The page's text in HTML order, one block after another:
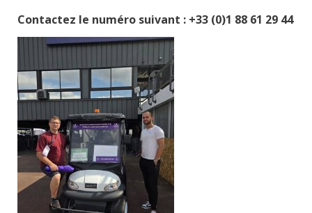
Contactez le numéro suivant : +33 (0)1 88 61 29 44